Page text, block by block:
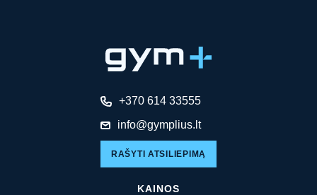
+370 614 33555
info@gymplius.lt
RAŠYTI ATSILIEPIMĄ
KAINOS